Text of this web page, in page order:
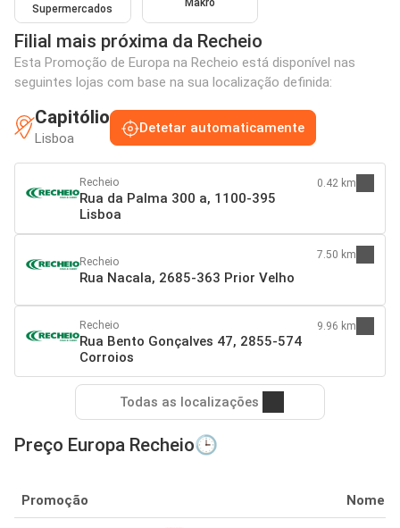
Supermercados
Makro
Filial mais próxima da Recheio
Esta Promoção de Europa na Recheio está disponível nas
seguintes lojas com base na sua localização definida:
Capitólio
Lisboa
Detetar automaticamente
Recheio
Rua da Palma 300 a, 1100-395
Lisboa
0.42 km
Recheio
Rua Nacala, 2685-363 Prior Velho
7.50 km
Recheio
Rua Bento Gonçalves 47, 2855-574
Corroios
9.96 km
Todas as localizações
Preço Europa Recheio🕒
Promoção Nome